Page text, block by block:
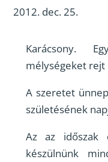
2012. dec. 25.
Karácsony.
mélységeket rejt
A szeretet
születésének
Az az időszak
készülnünk